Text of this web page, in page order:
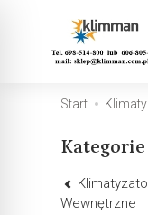
Start
Kategorie
Wewnętrzne